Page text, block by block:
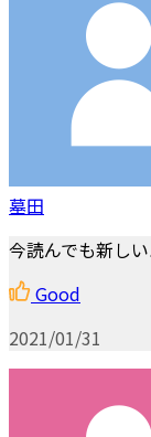
墓田
今読んでも新し
Good
2021/01/31